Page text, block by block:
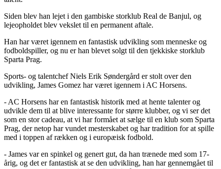
Siden blev han lejet i den gambiske storklub Real de Banjul, og
lejeopholdet blev vekslet til en permanent aftale.
Han har været igennem en fantastisk udvikling som menneske og
fodboldspiller, og nu er han blevet solgt til den tjekkiske storklub
Sparta Prag.
Sports- og talentchef Niels Erik Søndergård er stolt over den
udvikling, James Gomez har været igennem i AC Horsens.
- AC Horsens har en fantastisk historik med at hente talenter og
udvikle dem til at blive interessante for større klubber, og vi ser det
som en stor cadeau, at vi har formået at sælge til en klub som Sparta
Prag, der netop har vundet mesterskabet og har tradition for at spille
med i toppen af rækken og i europæisk fodbold.
- James var en spinkel og genert gut, da han trænede med som 17-
årig, og det er fantastisk at se den udvikling, han har gennemgået til